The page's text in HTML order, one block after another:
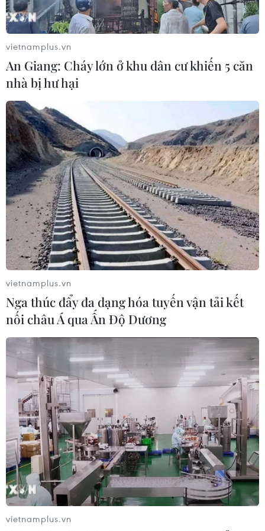
ngư dân phấn khởi vươn khơi
06/08/2026 09:06
Giá dầu tăng khi nhà đầu tư thận
trọng trước tình hình Trung Đông
06/08/2026 09:03
Giá vàng tăng phiên thứ tư liên tiếp,
chạm mức cao nhất trong 7 tuần
06/08/2026 08:36
Xăng dầu trong nước đồng loạt giảm,
E10RON95-III xuống còn 22.324
đồng/lít
06/08/2026 08:07
Cà Mau triển khai đợt cao điểm
chống khai thác IUU
06/08/2026 07:25
Hàn Quốc mở rộng điều tra nghi vấn
thông đồng giá sang ngành hóa dầu
06/08/2026 06:56
Kim ngạch thương mại
và Thái Lan
vietnamplus.vn
An Giang: Cháy lớn ở khu dân cư khiến 5 căn
nhà bị hư hại
vietnamplus.vn
Nga thúc đẩy đa dạng hóa tuyến vận tải kết
nối châu Á qua Ấn Độ Dương
vietnamplus.vn